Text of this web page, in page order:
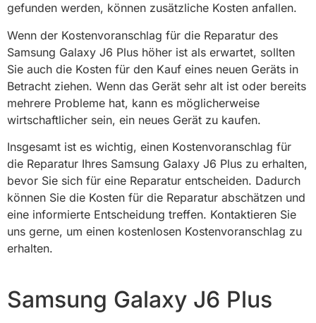
gefunden werden, können zusätzliche Kosten anfallen.
Wenn der Kostenvoranschlag für die Reparatur des
Samsung Galaxy J6 Plus höher ist als erwartet, sollten
Sie auch die Kosten für den Kauf eines neuen Geräts in
Betracht ziehen. Wenn das Gerät sehr alt ist oder bereits
mehrere Probleme hat, kann es möglicherweise
wirtschaftlicher sein, ein neues Gerät zu kaufen.
Insgesamt ist es wichtig, einen Kostenvoranschlag für
die Reparatur Ihres Samsung Galaxy J6 Plus zu erhalten,
bevor Sie sich für eine Reparatur entscheiden. Dadurch
können Sie die Kosten für die Reparatur abschätzen und
eine informierte Entscheidung treffen. Kontaktieren Sie
uns gerne, um einen kostenlosen Kostenvoranschlag zu
erhalten.
Samsung Galaxy J6 Plus